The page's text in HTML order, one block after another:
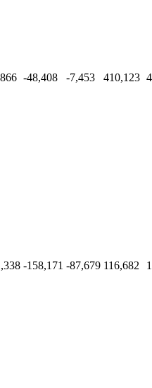
-48,408 -7,453 410,123
-158,171 -87,679 116,682